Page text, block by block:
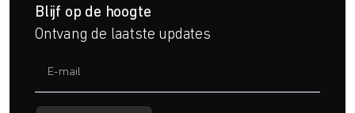
Blijf op de hoogte
Ontvang de laatste updates